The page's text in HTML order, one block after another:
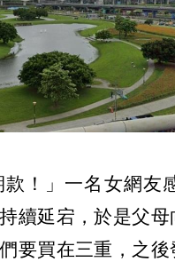
款！」一名女網友
續延宕，於是父
要買在三重，之後